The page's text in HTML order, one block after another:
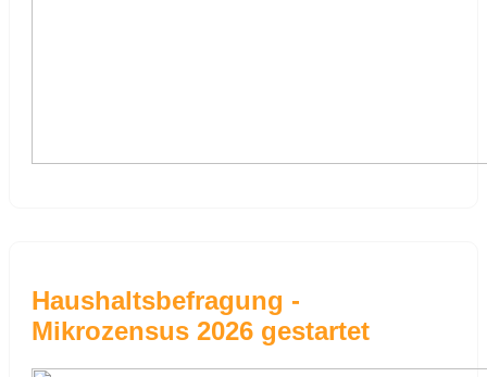
Haushaltsbefragung -
Mikrozensus 2026 gestartet